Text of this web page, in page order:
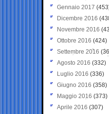
Gennaio 2017
Dicembre 2016
Novembre 2016
Ottobre 2016 (424)
Settembre 2016
Agosto 2016 (332)
Luglio 2016 (336)
Giugno 2016 (358)
Maggio 2016 (373)
Aprile 2016 (307)